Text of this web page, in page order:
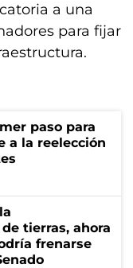
a una
para fijar
paso para
a la reelección
tierras, ahora
frenarse